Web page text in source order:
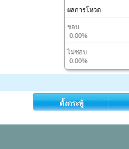
ผลการโหวต
ชอบ
0.00%
ไม่ชอบ
0.00%
ตั้งกระทู้